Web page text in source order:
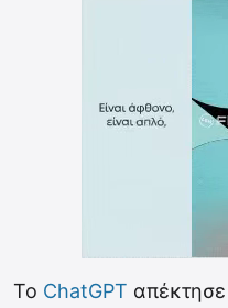
Το ChatGPT